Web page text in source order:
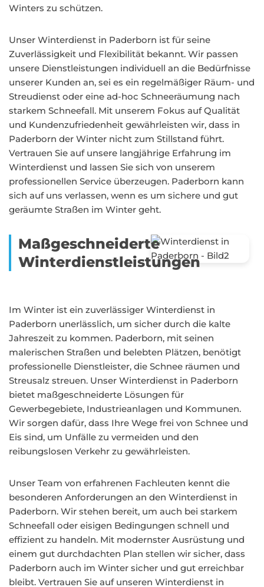
Winters zu schützen.
Unser Winterdienst in Paderborn ist für seine
Zuverlässigkeit und Flexibilität bekannt. Wir passen
unsere Dienstleistungen individuell an die Bedürfnisse
unserer Kunden an, sei es ein regelmäßiger Räum- und
Streudienst oder eine ad-hoc Schneeräumung nach
starkem Schneefall. Mit unserem Fokus auf Qualität
und Kundenzufriedenheit gewährleisten wir, dass in
Paderborn der Winter nicht zum Stillstand führt.
Vertrauen Sie auf unsere langjährige Erfahrung im
Winterdienst und lassen Sie sich von unserem
professionellen Service überzeugen. Paderborn kann
sich auf uns verlassen, wenn es um sichere und gut
geräumte Straßen im Winter geht.
Maßgeschneiderte
Winterdienstleistungen
Im Winter ist ein zuverlässiger Winterdienst in
Paderborn unerlässlich, um sicher durch die kalte
Jahreszeit zu kommen. Paderborn, mit seinen
malerischen Straßen und belebten Plätzen, benötigt
professionelle Dienstleister, die Schnee räumen und
Streusalz streuen. Unser Winterdienst in Paderborn
bietet maßgeschneiderte Lösungen für
Gewerbegebiete, Industrieanlagen und Kommunen.
Wir sorgen dafür, dass Ihre Wege frei von Schnee und
Eis sind, um Unfälle zu vermeiden und den
reibungslosen Verkehr zu gewährleisten.
Unser Team von erfahrenen Fachleuten kennt die
besonderen Anforderungen an den Winterdienst in
Paderborn. Wir stehen bereit, um auch bei starkem
Schneefall oder eisigen Bedingungen schnell und
effizient zu handeln. Mit modernster Ausrüstung und
einem gut durchdachten Plan stellen wir sicher, dass
Paderborn auch im Winter sicher und gut erreichbar
bleibt. Vertrauen Sie auf unseren Winterdienst in